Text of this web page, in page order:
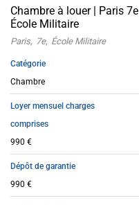
Chambre à louer | Paris 7e
École Militaire
Paris 7e École Militaire
Catégorie
Chambre
Loyer mensuel charges
comprises
990 €
Dépôt de garantie
990 €